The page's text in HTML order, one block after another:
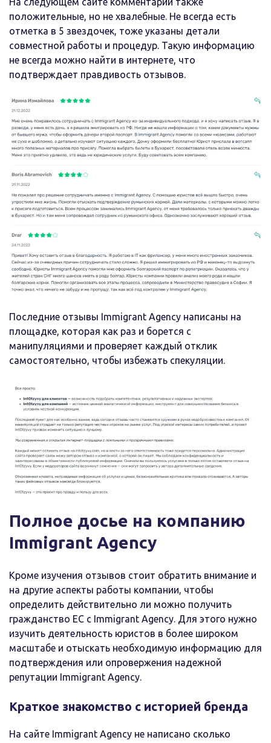
положительные, но не хвалебные. Не всегда есть
отметка в 5 звездочек, тоже указаны детали
совместной работы и процедур. Такую информацию
не всегда можно найти в интернете, что
подтверждает правдивость отзывов.
Последние отзывы Immigrant Agency написаны на
площадке, которая как раз и борется с
манипуляциями и проверяет каждый отклик
самостоятельно, чтобы избежать спекуляции.
Полное досье на компанию
Immigrant Agency
Кроме изучения отзывов стоит обратить внимание и
на другие аспекты работы компании, чтобы
определить действительно ли можно получить
гражданство ЕС с Immigrant Agency. Для этого нужно
изучить деятельность юристов в более широком
масштабе и отыскать необходимую информацию для
подтверждения или опровержения надежной
репутации Immigrant Agency.
Краткое знакомство с историей бренда
На сайте Immigrant Agency не написано сколько